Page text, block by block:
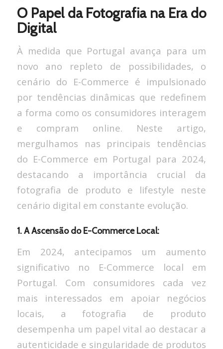
O Papel da Fotografia na Era do
Digital
À medida que Portugal avança para um
novo ano repleto de possibilidades, o
cenário do E-Commerce é impulsionado
por tendências dinâmicas que redefinem
a forma como os consumidores interagem
e compram online. Neste artigo,
mergulhamos nas principais tendências
do E-Commerce em Portugal para 2024,
destacando a importância crucial da
fotografia de produto e lifestyle neste
cenário digital em constante evolução.
1. A Ascensão do E-Commerce Local:
Em 2024, antecipamos um aumento
significativo no E-Commerce local em
Portugal. Com consumidores cada vez
mais interessados em apoiar negócios
locais, a fotografia de produto
desempenha um papel vital ao destacar a
autenticidade e singularidade de produtos